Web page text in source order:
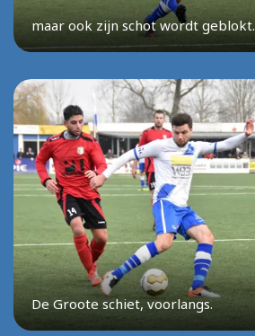
maar ook zijn schot wordt geblokt.
De Groote schiet, voorlangs.